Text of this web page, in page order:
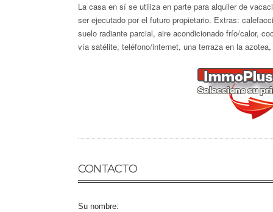
La casa en sí se utiliza en parte para alquiler de
ser ejecutado por el futuro propietario. Extras:
suelo radiante parcial, aire acondicionado frío/calor,
vía satélite, teléfono/internet, una terraza en la
CONTACTO
Su nombre: